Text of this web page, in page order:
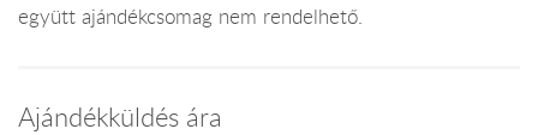
együtt ajándékcsomag nem rendelhető.
Ajándékküldés ára